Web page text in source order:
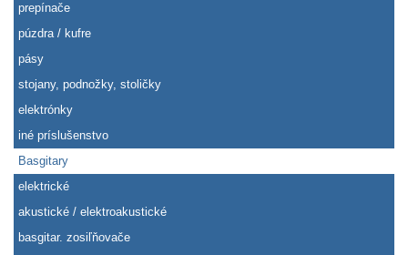
prepínače
púzdra / kufre
pásy
stojany, podnožky, stoličky
elektrónky
iné príslušenstvo
Basgitary
elektrické
akustické / elektroakustické
basgitar. zosiľňovače